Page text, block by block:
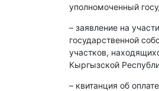
уполномоченный
– заявление на
государственной
участков,
Кыргызской
– квитанция об